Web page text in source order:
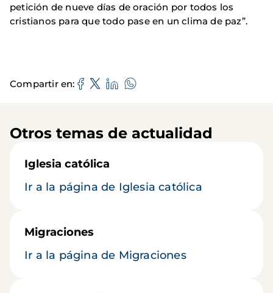
petición de nueve días de oración por todos los
cristianos para que todo pase en un clima de paz”.
Compartir en
Otros temas de actualidad
Iglesia católica
Ir a la página de Iglesia católica
Migraciones
Ir a la página de Migraciones